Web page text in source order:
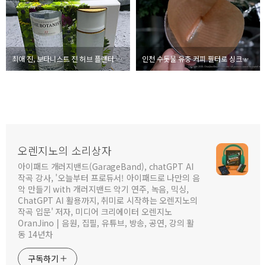
최애 진, 보타니스트 진 허브 플랜터 세트 겟! 인천 수돗물 유충 커피 필터로 싱크대, 화장실 물 걸러서 확인해본 결과
오렌지노의 소리상자
아이패드 개러지밴드(GarageBand), chatGPT AI
작곡 강사, '오늘부터 프로듀서! 아이패드로 나만의 음
악 만들기 with 개러지밴드 악기 연주, 녹음, 믹싱,
ChatGPT AI 활용까지, 취미로 시작하는 오렌지노의
작곡 입문' 저자, 미디어 크리에이터 오렌지노
OranJino | 음원, 집필, 유튜브, 방송, 공연, 강의 활
동 14년차
구독하기